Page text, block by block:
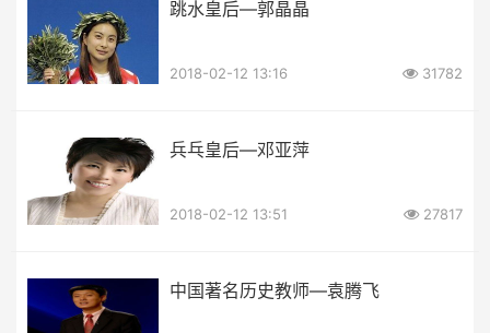
跳水皇后—郭晶晶
2018-02-12 13:16 31782
兵乓皇后—邓亚萍
2018-02-12 13:51 27817
中国著名历史教师—袁腾飞